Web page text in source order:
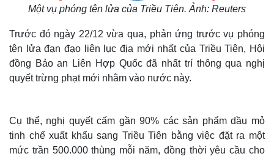
Một vụ phóng tên lửa của Triều Tiên. Ảnh: Reuters
Trước đó ngày 22/12 vừa qua, phản ứng trước vụ phóng
tên lửa đạn đạo liên lục địa mới nhất của Triều Tiên, Hội
đồng Bảo an Liên Hợp Quốc đã nhất trí thông qua nghị
quyết trừng phạt mới nhằm vào nước này.
Cụ thể, nghị quyết cấm gần 90% các sản phẩm dầu mỏ
tinh chế xuất khẩu sang Triều Tiên bằng việc đặt ra một
mức trần 500.000 thùng mỗi năm, đồng thời yêu cầu cho